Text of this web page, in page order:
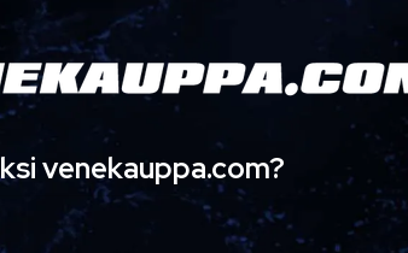
venekauppa.com?